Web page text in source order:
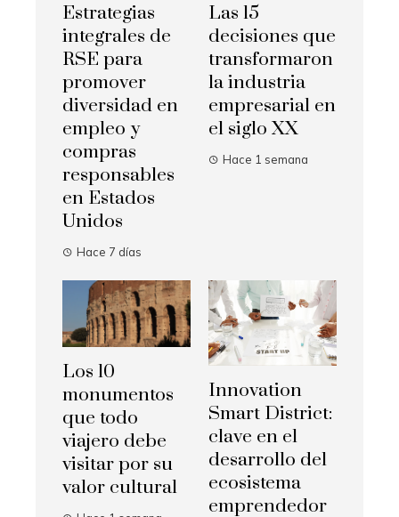
Estrategias
integrales de
RSE para
promover
diversidad en
empleo y
compras
responsables
en Estados
Unidos
Hace 7 días
Las 15
decisiones que
transformaron
la industria
empresarial en
el siglo XX
Hace 1 semana
Los 10
monumentos
que todo
viajero debe
visitar por su
valor cultural
Innovation
Smart District:
clave en el
desarrollo del
ecosistema
emprendedor